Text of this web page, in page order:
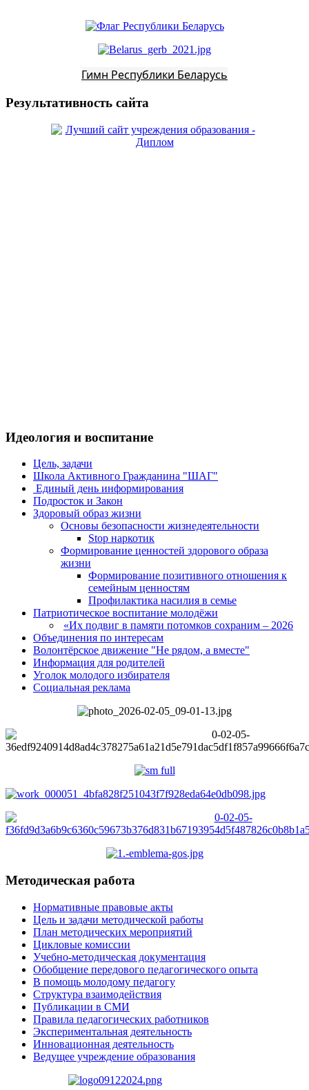
Гимн Республики Беларусь
Результативность сайта
Идеология и воспитание
Цель, задачи
Школа Активного Гражданина "ШАГ"
Единый день информирования
Подросток и Закон
Здоровый образ жизни
Основы безопасности жизнедеятельности
Stop наркотик
Формирование ценностей здорового образа
жизни
Формирование позитивного отношения к
семейным ценностям
Профилактика насилия в семье
Патриотическое воспитание молодёжи
«Их подвиг в памяти потомков сохраним – 2026
Объединения по интересам
Волонтёрское движение "Не рядом, а вместе"
Информация для родителей
Уголок молодого избирателя
Социальная реклама
Методическая работа
Нормативные правовые акты
Цель и задачи методической работы
План методических мероприятий
Цикловые комиссии
Учебно-методическая документация
Обобщение передового педагогического опыта
В помощь молодому педагогу
Структура взаимодействия
Публикации в СМИ
Правила педагогических работников
Экспериментальная деятельность
Инновационная деятельность
Ведущее учреждение образования